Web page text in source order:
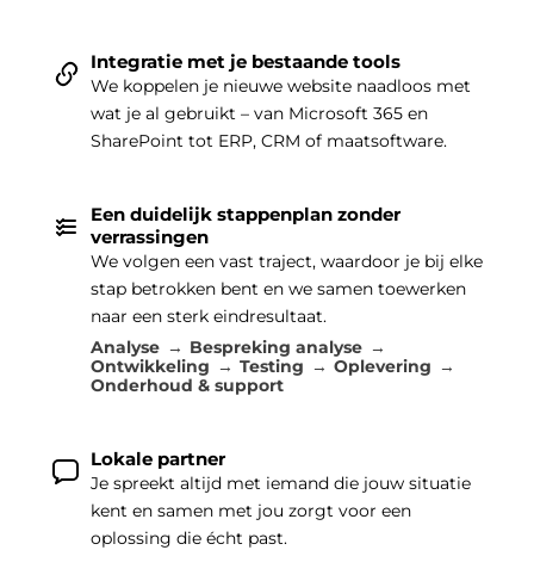
Integratie met je bestaande tools
We koppelen je nieuwe website naadloos met
wat je al gebruikt – van Microsoft 365 en
SharePoint tot ERP, CRM of maatsoftware.
Een duidelijk stappenplan zonder
verrassingen
We volgen een vast traject, waardoor je bij elke
stap betrokken bent en we samen toewerken
naar een sterk eindresultaat.
Analyse
Bespreking analyse
Ontwikkeling
Testing
Oplevering
Onderhoud & support
Lokale partner
Je spreekt altijd met iemand die jouw situatie
kent en samen met jou zorgt voor een
oplossing die écht past.